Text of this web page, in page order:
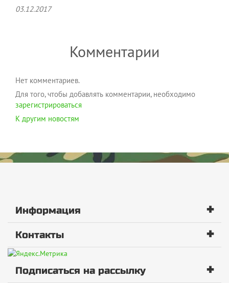
03.12.2017
Комментарии
Нет комментариев.
Для того, чтобы добавлять комментарии, необходимо
зарегистрироваться
К другим новостям
Информация +
Контакты +
Подписаться на рассылку +